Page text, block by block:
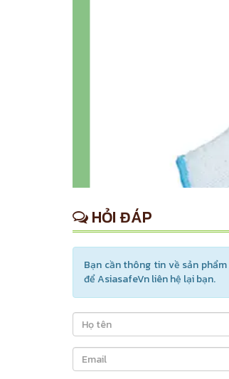
HỎI ĐÁP
Bạn cần thông tin về sản phẩm
để AsiasafeVn liên hệ lại bạn.